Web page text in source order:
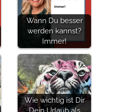
Wann Du besser
werden kannst?
Immer!
Wie wichtig ist Dir